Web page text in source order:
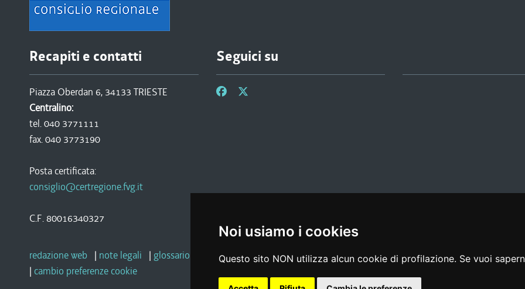
Noi usiamo i cookies
Questo sito NON utilizza alcun cookie di profilazione. Se vuoi
Recapiti e contatti
Piazza Oberdan 6, 34133 TRIESTE
Centralino:
tel. 040 3771111
fax. 040 3773190
Posta certificata:
consiglio@certregione.fvg.it
C.F. 80016340327
Seguici su
redazione web | note legali | glossario privacy |social media policy | dichiarazione di accessibilità | feedback
| cambio preferenze cookie